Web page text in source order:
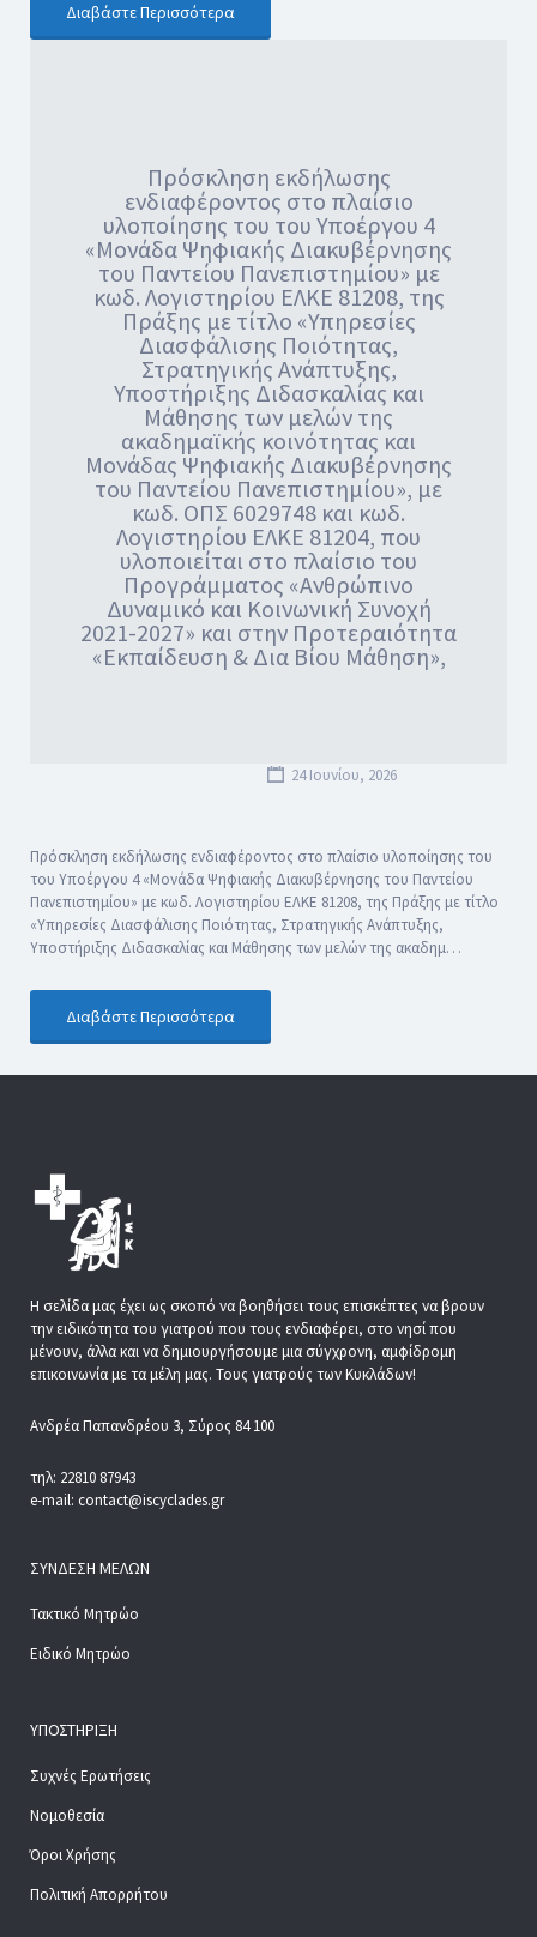
Διαβάστε Περισσότερα
Πρόσκληση εκδήλωσης
ενδιαφέροντος στο πλαίσιο
υλοποίησης του του Υποέργου 4
«Μονάδα Ψηφιακής Διακυβέρνησης
του Παντείου Πανεπιστημίου» με
κωδ. Λογιστηρίου ΕΛΚΕ 81208, της
Πράξης με τίτλο «Υπηρεσίες
Διασφάλισης Ποιότητας,
Στρατηγικής Ανάπτυξης,
Υποστήριξης Διδασκαλίας και
Μάθησης των μελών της
ακαδημαϊκής κοινότητας και
Μονάδας Ψηφιακής Διακυβέρνησης
του Παντείου Πανεπιστημίου», με
κωδ. ΟΠΣ 6029748 και κωδ.
Λογιστηρίου ΕΛΚΕ 81204, που
υλοποιείται στο πλαίσιο του
Προγράμματος «Ανθρώπινο
Δυναμικό και Κοινωνική Συνοχή
2021-2027» και στην Προτεραιότητα
«Εκπαίδευση & Δια Βίου Μάθηση»,
24 Ιουνίου, 2026
Πρόσκληση εκδήλωσης ενδιαφέροντος στο πλαίσιο υλοποίησης του
του Υποέργου 4 «Μονάδα Ψηφιακής Διακυβέρνησης του Παντείου
Πανεπιστημίου» με κωδ. Λογιστηρίου ΕΛΚΕ 81208, της Πράξης με τίτλο
«Υπηρεσίες Διασφάλισης Ποιότητας, Στρατηγικής Ανάπτυξης,
Υποστήριξης Διδασκαλίας και Μάθησης των μελών της ακαδημ…
Διαβάστε Περισσότερα
Η σελίδα μας έχει ως σκοπό να βοηθήσει τους επισκέπτες να βρουν
την ειδικότητα του γιατρού που τους ενδιαφέρει, στο νησί που
μένουν, άλλα και να δημιουργήσουμε μια σύγχρονη, αμφίδρομη
επικοινωνία με τα μέλη μας. Τους γιατρούς των Κυκλάδων!
Ανδρέα Παπανδρέου 3, Σύρος 84 100
τηλ: 22810 87943
e-mail: contact@iscyclades.gr
ΣΎΝΔΕΣΗ ΜΕΛΏΝ
Τακτικό Μητρώο
Ειδικό Μητρώο
ΥΠΟΣΤΉΡΙΞΗ
Συχνές Ερωτήσεις
Νομοθεσία
Όροι Χρήσης
Πολιτική Απορρήτου